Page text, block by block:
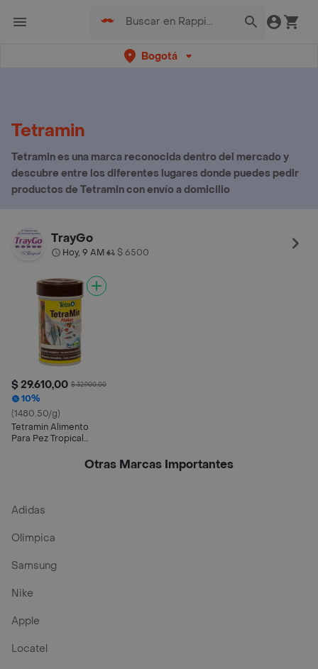
Bogotá
Tetramin
Tetramin es una marca reconocida dentro del mercado y
descubre entre los diferentes lugares donde puedes pedir
productos de Tetramin con envío a domicilio
TrayGo
Hoy, 9 AM• $ 6500
$ 29.610,00 $ 32.900,00
10%
(1480.50/g)
Tetramin Alimento
Para Pez Tropical
Otras Marcas Importantes
Adidas
Olimpica
Samsung
Nike
Apple
Locatel